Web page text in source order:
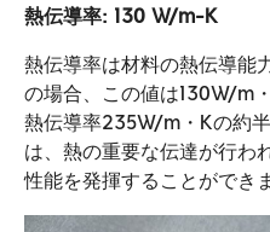
熱伝導率: 130 W/m-K
熱伝導率は材料の熱伝導能
の場合、この値は130W/m
熱伝導率235W/m・Kの約
は、熱の重要な伝達が行わ
性能を発揮することができ